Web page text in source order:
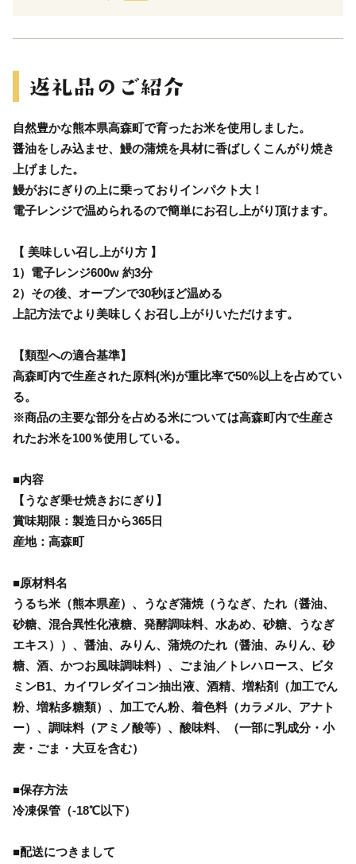
自然豊かな熊本県高森町で育ったお米を使用しました。
醤油をしみ込ませ、鰻の蒲焼を具材に香ばしくこんがり焼き
上げました。
鰻がおにぎりの上に乗っておりインパクト大！
電子レンジで温められるので簡単にお召し上がり頂けます。
【 美味しい召し上がり方 】
1）電子レンジ600w 約3分
2）その後、オーブンで30秒ほど温める
上記方法でより美味しくお召し上がりいただけます。
【類型への適合基準】
高森町内で生産された原料(米)が重比率で50%以上を占めてい
る。
※商品の主要な部分を占める米については高森町内で生産さ
れたお米を100％使用している。
■内容
【うなぎ乗せ焼きおにぎり】
賞味期限：製造日から365日
産地：高森町
■原材料名
うるち米（熊本県産）、うなぎ蒲焼（うなぎ、たれ（醤油、
砂糖、混合異性化液糖、発酵調味料、水あめ、砂糖、うなぎ
エキス））、醤油、みりん、蒲焼のたれ（醤油、みりん、砂
糖、酒、かつお風味調味料）、ごま油／トレハロース、ビタ
ミンB1、カイワレダイコン抽出液、酒精、増粘剤（加工でん
粉、増粘多糖類）、加工でん粉、着色料（カラメル、アナト
ー）、調味料（アミノ酸等）、酸味料、（一部に乳成分・小
麦・ごま・大豆を含む）
■保存方法
冷凍保管（‐18℃以下）
■配送につきまして